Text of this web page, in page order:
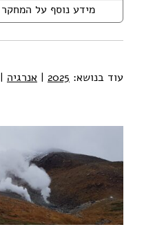
מידע נוסף על המחקר
עוד בנושא: 2025
| אנרגיה |